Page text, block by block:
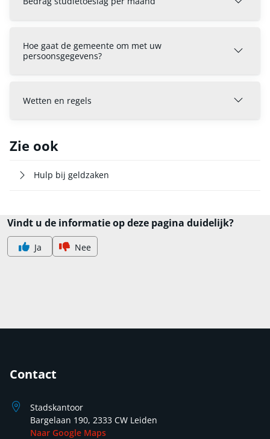
Hoe gaat de gemeente om met uw
persoonsgegevens?
Wetten en regels
Zie ook
Hulp bij geldzaken
Vindt u de informatie op deze pagina duidelijk?
Ja Nee
Contact
Stadskantoor
Bargelaan 190, 2333 CW Leiden
Naar Google Maps